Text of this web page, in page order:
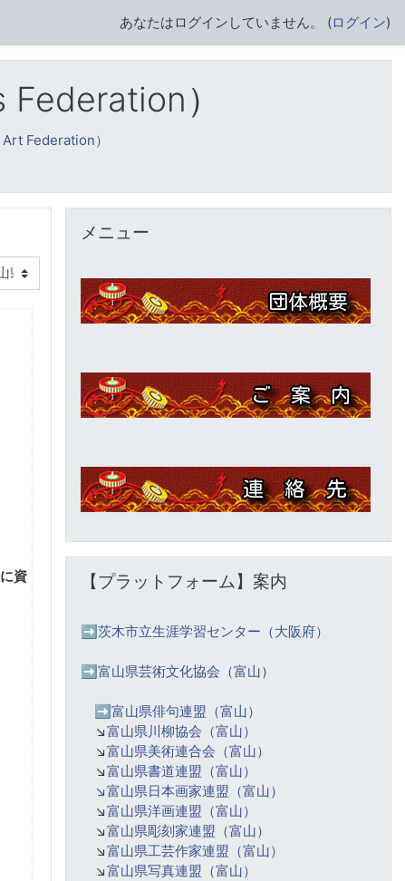
あなたはログインしていません。 (ログイン)
）
Federation）
資
メニュー
【プラットフォーム】案内
➡️ 茨木市立生涯学習センター（大阪府）
➡️富山県芸術文化協会（富山）
➡️ 富山県俳句連盟（富山）
↘️富山県川柳協会（富山）
↘️富山県美術連合会（富山）
↘️富山県書道連盟（富山）
↘️富山県日本画家連盟（富山）
↘️富山県洋画連盟（富山）
↘️富山県彫刻家連盟（富山）
↘️富山県工芸作家連盟（富山）
↘️富山県写真連盟（富山）